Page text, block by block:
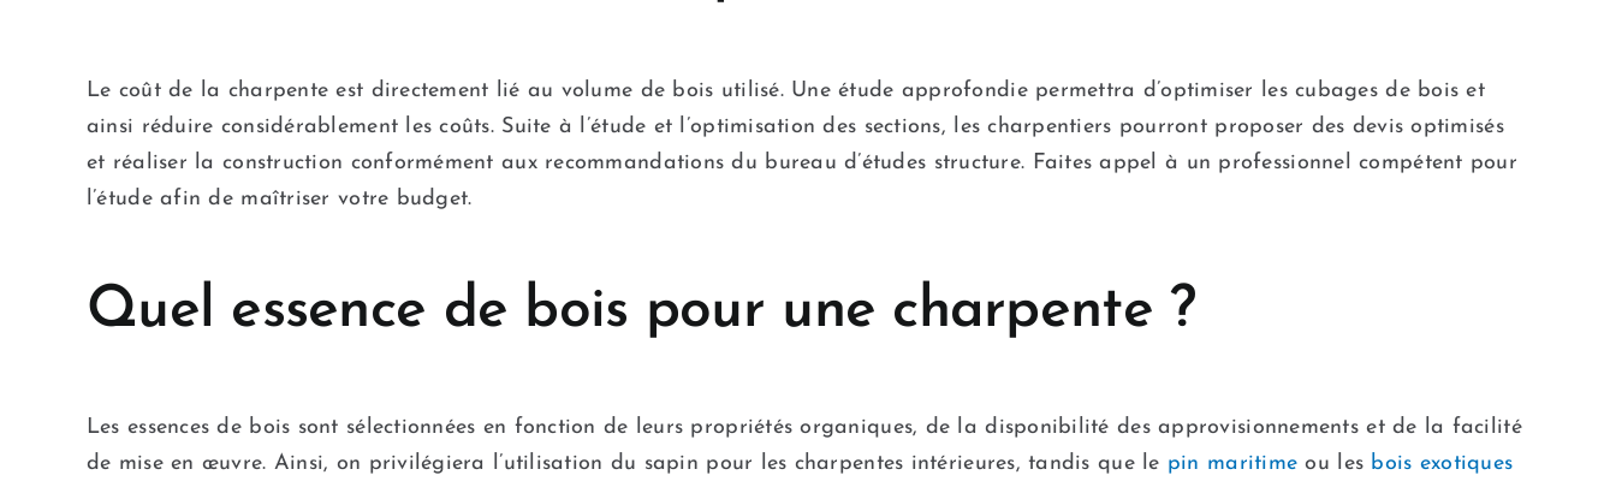
Le coût de la charpente est directement lié au volume de bois utilisé. Une étude approfondie permettra d’optimiser les cubages de bois et
ainsi réduire considérablement les coûts. Suite à l’étude et l’optimisation des sections, les charpentiers pourront proposer des devis optimisés
et réaliser la construction conformément aux recommandations du bureau d’études structure. Faites appel à un professionnel compétent pour
l’étude afin de maîtriser votre budget.
Quel essence de bois pour une charpente ?
Les essences de bois sont sélectionnées en fonction de leurs propriétés organiques, de la disponibilité des approvisionnements et de la facilité
de mise en œuvre. Ainsi, on privilégiera l’utilisation du sapin pour les charpentes intérieures, tandis que le pin maritime ou les bois exotiques